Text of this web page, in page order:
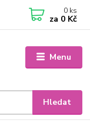
Menu
Hledat
0 ks
za 0 Kč